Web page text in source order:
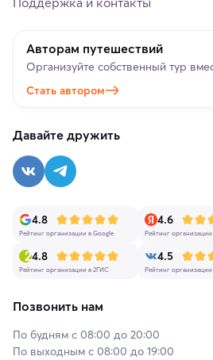
Авторам путешествий
Организуйте собственный тур
Стать автором
Давайте дружить
4.8
Рейтинг организации в Google
4.6
Рейтинг организации
4.8
Рейтинг организации в 2ГИС
4.5
Рейтинг организации
Позвонить нам
По будням с 08:00 до 20:00
По выходным с 08:00 до 19:00